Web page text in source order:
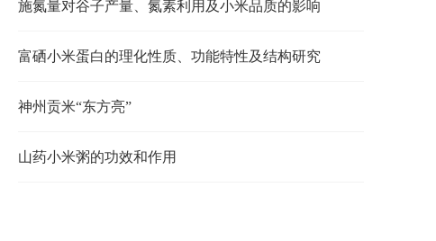
施氮量对谷子产量、氮素利用及小米品质的影响
富硒小米蛋白的理化性质、功能特性及结构研究
神州贡米“东方亮”
山药小米粥的功效和作用